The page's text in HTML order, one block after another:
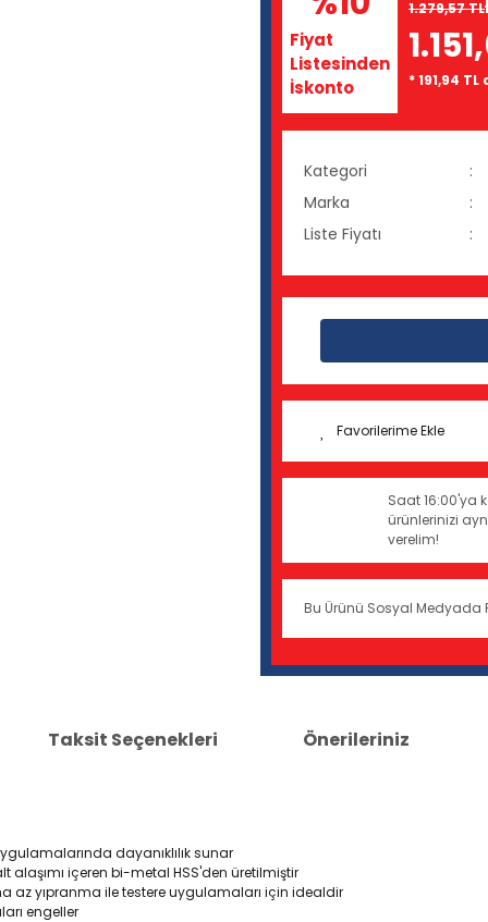
Fiyat
Listesinden
İskonto
1.279,57 TL
* 191,94
Kategori
Marka
Liste Fiyatı
Saat 16:00'ya
ürünlerinizi
verelim!
Bu Ürünü Sosyal Medyada
Taksit Seçenekleri Önerileriniz
dayanıklılık sunar
alaşımı içeren bi-metal HSS'den üretilmiştir
az yıpranma ile testere uygulamaları için idealdir
engeller